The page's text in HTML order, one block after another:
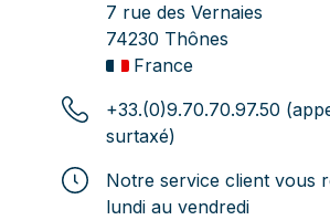
7 rue des Vernaies
74230 Thônes
France
+33.(0)9.70.70.97.50
surtaxé)
Notre service client vous
lundi au vendredi